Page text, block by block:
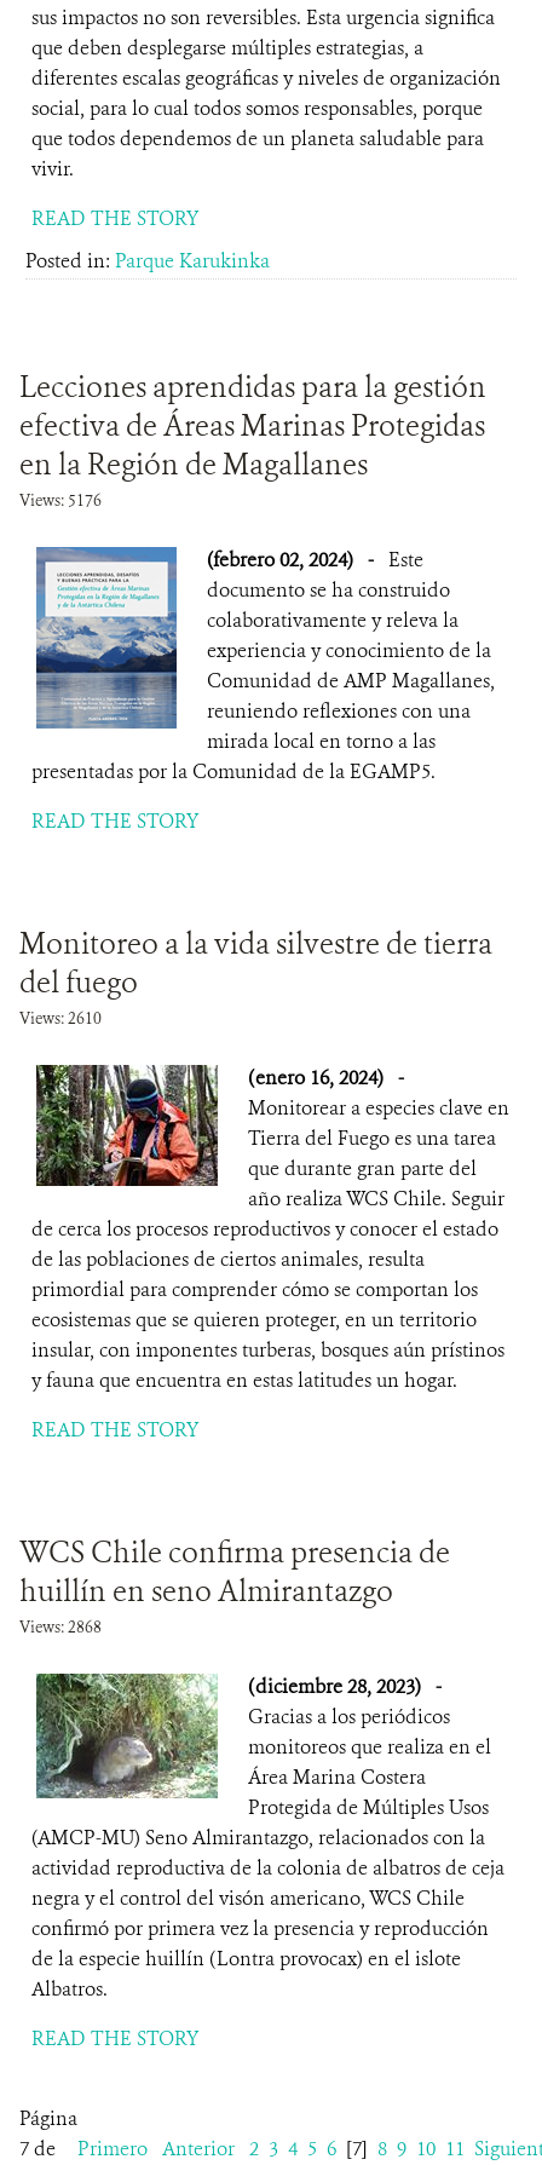
sus impactos no son reversibles. Esta urgencia significa
que deben desplegarse múltiples estrategias, a
diferentes escalas geográficas y niveles de organización
social, para lo cual todos somos responsables, porque
que todos dependemos de un planeta saludable para
vivir.
READ THE STORY
Posted in: Parque Karukinka
Lecciones aprendidas para la gestión
efectiva de Áreas Marinas Protegidas
en la Región de Magallanes
Views: 5176
(febrero 02, 2024) - Este
documento se ha construido
colaborativamente y releva la
experiencia y conocimiento de la
Comunidad de AMP Magallanes,
reuniendo reflexiones con una
mirada local en torno a las
presentadas por la Comunidad de la EGAMP5.
READ THE STORY
Monitoreo a la vida silvestre de tierra
del fuego
Views: 2610
(enero 16, 2024) -
Monitorear a especies clave en
Tierra del Fuego es una tarea
que durante gran parte del
año realiza WCS Chile. Seguir
de cerca los procesos reproductivos y conocer el estado
de las poblaciones de ciertos animales, resulta
primordial para comprender cómo se comportan los
ecosistemas que se quieren proteger, en un territorio
insular, con imponentes turberas, bosques aún prístinos
y fauna que encuentra en estas latitudes un hogar.
READ THE STORY
WCS Chile confirma presencia de
huillín en seno Almirantazgo
Views: 2868
(diciembre 28, 2023) -
Gracias a los periódicos
monitoreos que realiza en el
Área Marina Costera
Protegida de Múltiples Usos
(AMCP-MU) Seno Almirantazgo, relacionados con la
actividad reproductiva de la colonia de albatros de ceja
negra y el control del visón americano, WCS Chile
confirmó por primera vez la presencia y reproducción
de la especie huillín (Lontra provocax) en el islote
Albatros.
READ THE STORY
Página
7 de
Primero Anterior 2 3 4 5 6 [7] 8 9 10 11